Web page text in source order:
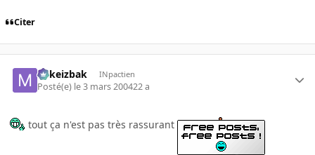
Citer
Mikeizbak INpactien
Posté(e) le 3 mars 200422 a
tout ça n'est pas très rassurant